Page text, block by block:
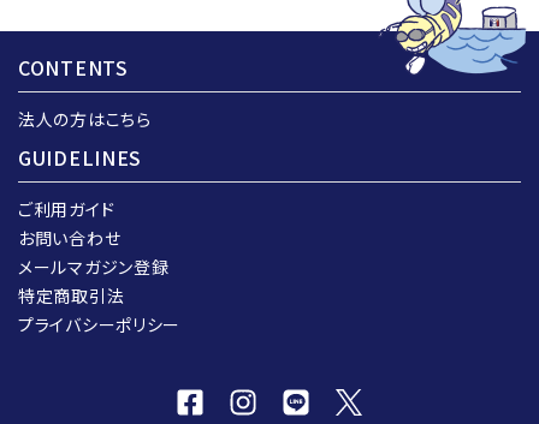
CONTENTS
法人の方はこちら
GUIDELINES
ご利用ガイド
お問い合わせ
メールマガジン登録
特定商取引法
プライバシーポリシー